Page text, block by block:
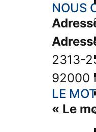
NOUS
2313-
92000
LE
« Le